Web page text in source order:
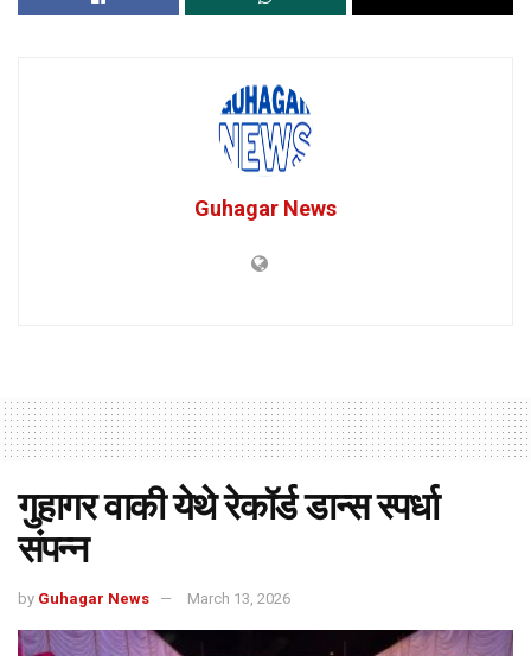
Guhagar News
गुहागर वाकी येथे रेकॉर्ड डान्स स्पर्धा
संपन्न
by Guhagar News March 13, 2026